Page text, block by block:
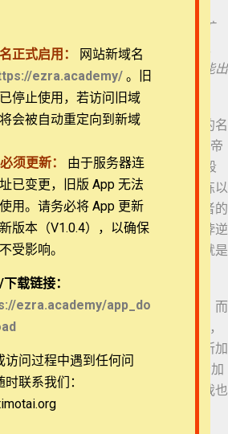
略
略
略
略
略
略
略
二年二月初一日，耶和华在西奈的旷
“你要按以色列全会众的家室、宗族、
男丁。凡以色列中，从二十岁以外能出
他们的军队数点。（民1:1-3）
十子译本》，但是它的希伯来原文的名
。因为民数记重点是记载以色列跟上帝
野漂流38年的历史。我们怎么看这段
列的失败，但另一方面又是上帝训练以
的记录。所以我们切不可总以失败者的
人有悖逆顽梗，但是主会克服人的悖逆
产生出来，所以民数记作为题目，就是
是大有深意的。
，因为书中有关于摩西写书的记载。而
、利、民、申这5卷被称为摩西五经，
也有编著者凭着圣灵感动和默示，所加
3节肯定摩西的谦和，应该是编纂者加
在希伯来文中，也大有深意，后面我也
Timothy Training International,
正式启用：
网站新域名
ezra.academy/ 。旧
停止使用，若访问旧域
会被自动重定向到新域
必须更新：
由于服务器连
已变更，旧版 App 无法
用。请务必将 App 更新
版本（V1.0.4），以确保
受影响。
下载链接：
ezra.academy/app_do
访问过程中遇到任何问
联系我们：